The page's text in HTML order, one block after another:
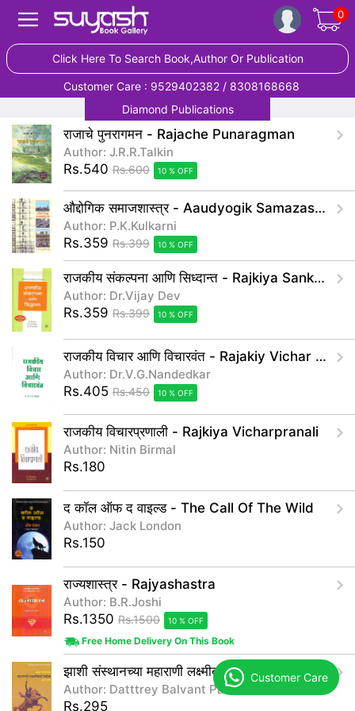
0
Click Here To Search Book,Author Or Publication
Customer Care : 9529402382 / 8308168668
Diamond Publications
राजाचे पुनरागमन - Rajache Punaragman
Author: J.R.R.Talkin
Rs.540 Rs.600 10 % OFF
औद्दोगिक समाजशास्त्र - Aaudyogik Samazashastra
Author: P.K.Kulkarni
Rs.359 Rs.399 10 % OFF
राजकीय संकल्पना आणि सिध्दान्त - Rajkiya Sankalpana Aani Sidhant
Author: Dr.Vijay Dev
Rs.359 Rs.399 10 % OFF
राजकीय विचार आणि विचारवंत - Rajakiy Vichar Aani Vicharvant
Author: Dr.V.G.Nandedkar
Rs.405 Rs.450 10 % OFF
राजकीय विचारप्रणाली - Rajkiya Vicharpranali
Author: Nitin Birmal
Rs.180
द कॉल ऑफ द वाइल्ड - The Call Of The Wild
Author: Jack London
Rs.150
राज्यशास्त्र - Rajyashastra
Author: B.R.Joshi
Rs.1350 Rs.1500 10 % OFF
Free Home Delivery On This Book
झाशी संस्थानच्या महाराणी लक्ष्मीबाई साहेब - Zashi
Author: Datttrey Balvant Parasnis
Rs.295
Customer Care